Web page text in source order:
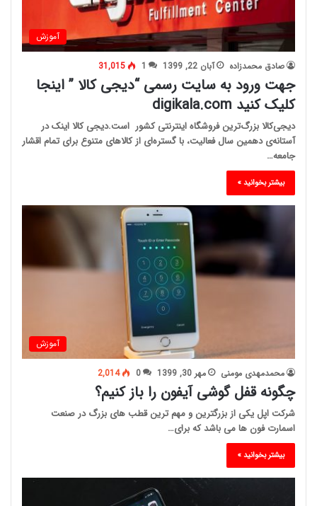
آموزش
صادق محمدزاده آبان 22, 1399 1
31,015
جهت ورود به سایت رسمی “دیجی کالا ” اینجا
کلیک کنید digikala.com
دیجی‌کالا بزرگ‌ترین فروشگاه اینترنتی کشور است.دیجی کالا اینک در
آستانه‌ی دهمین سال فعالیت، با گستره‌ای از کالاهای متنوع برای تمام اقشار
جامعه…
بیشتر بخوانید »
آموزش
محمدمهدی مومنی مهر 30, 1399 0
2,014
چگونه قفل گوشی آیفون را باز کنیم؟
شرکت اپل یکی از بزرگترین و مهم ترین قطب های بزرگ در صنعت
اسمارت فون ها می باشد که برای…
بیشتر بخوانید »